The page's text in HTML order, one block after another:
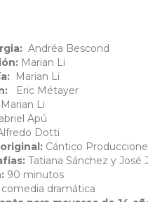
Andréa Bescond
Marian Li
Marian Li
Eric Métayer
Marian Li
Apú
Dotti
Cántico
Tatiana Sánchez y José
90 minutos
comedia dramática